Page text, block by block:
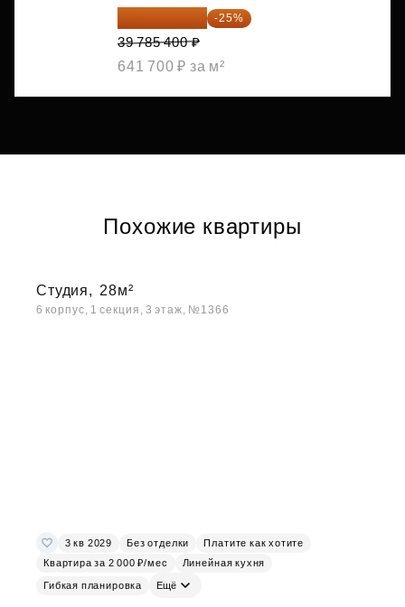
29 839 050 ₽ -25%
39 785 400 ₽
641 700 ₽ за м²
Похожие квартиры
Студия, 28м²
6 корпус, 1 секция, 3 этаж, №1366
3 кв 2029 Без отделки
Платите как хотите
Квартира за 2 000 ₽/мес
Линейная кухня
Гибкая планировка Ещё